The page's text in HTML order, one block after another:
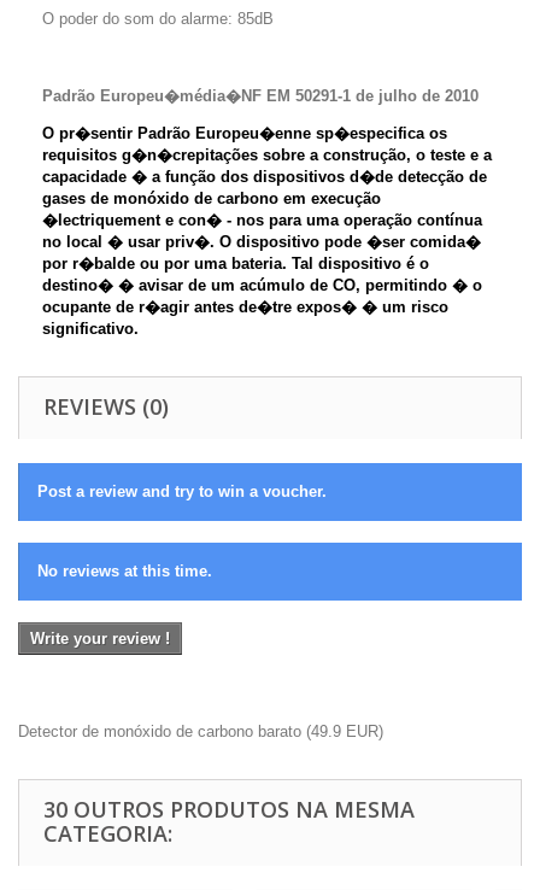
O poder do som do alarme: 85dB
Padrão Europeu�média�NF EM 50291-1 de julho de 2010
O pr�sentir Padrão Europeu�enne sp�especifica os
requisitos g�n�crepitações sobre a construção, o teste e a
capacidade � a função dos dispositivos d�de detecção de
gases de monóxido de carbono em execução
�lectriquement e con� - nos para uma operação contínua
no local � usar priv�. O dispositivo pode �ser comida�
por r�balde ou por uma bateria. Tal dispositivo é o
destino� � avisar de um acúmulo de CO, permitindo � o
ocupante de r�agir antes de�tre expos� � um risco
significativo.
REVIEWS (0)
Post a review and try to win a voucher.
No reviews at this time.
Write your review !
Detector de monóxido de carbono barato (49.9 EUR)
30 OUTROS PRODUTOS NA MESMA
CATEGORIA: